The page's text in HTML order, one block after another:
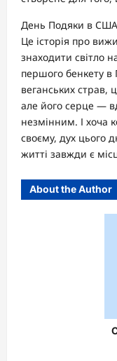
День Подяки в
Це історія про
знаходити світло
першого бенкету в
веганських страв,
але його серце —
незмінним. І хоча
своєму, дух цього
житті завжди є
About the Author